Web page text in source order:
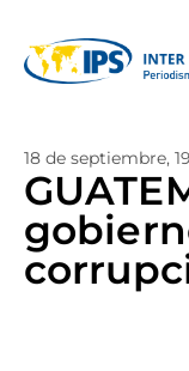
18 de septiembre,